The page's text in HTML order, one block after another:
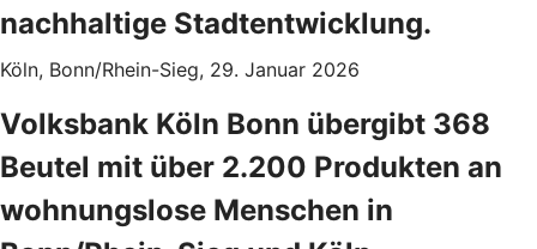
nachhaltige Stadtentwicklung.
Köln, Bonn/Rhein-Sieg, 29. Januar 2026
Volksbank Köln Bonn übergibt 368
Beutel mit über 2.200 Produkten an
wohnungslose Menschen in